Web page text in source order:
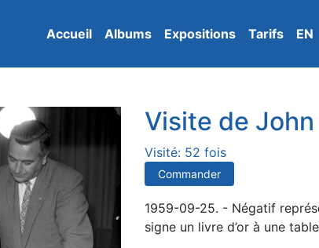
Accueil Albums Expositions Tarifs EN
Visite de
Visité: 52 fois
Commander
1959-09-25. - Négatif
signe un livre d’or à une